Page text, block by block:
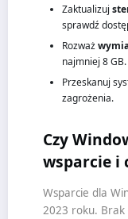
Zaktualizuj
sprawdź
Rozważ
najmniej 8 GB.
Przeskanuj
zagrożenia.
Czy
wsparcie i
Wsparcie dla
2023 roku. Brak